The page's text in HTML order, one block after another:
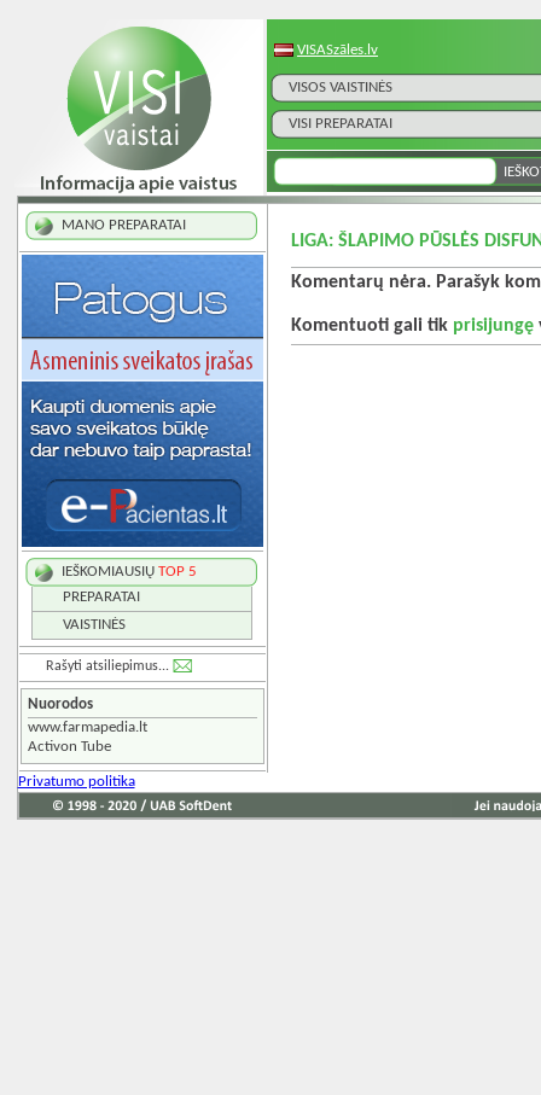
VISASzāles.lv
VISOS VAISTINĖS
VISI PREPARATAI
MANO PREPARATAI
IEŠKOMIAUSIŲ TOP 5
PREPARATAI
VAISTINĖS
Rašyti atsiliepimus...
Nuorodos
www.farmapedia.lt
Activon Tube
LIGA: ŠLAPIMO PŪSLĖS
Komentarų nėra. Parašyk
Komentuoti gali tik prisijungę
Privatumo politika